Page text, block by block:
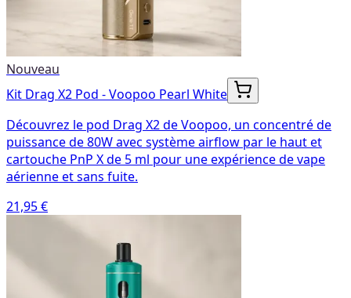
Nouveau
Kit Drag X2 Pod - Voopoo Pearl White
Découvrez le pod Drag X2 de Voopoo, un concentré de
puissance de 80W avec système airflow par le haut et
cartouche PnP X de 5 ml pour une expérience de vape
aérienne et sans fuite.
21,95 €